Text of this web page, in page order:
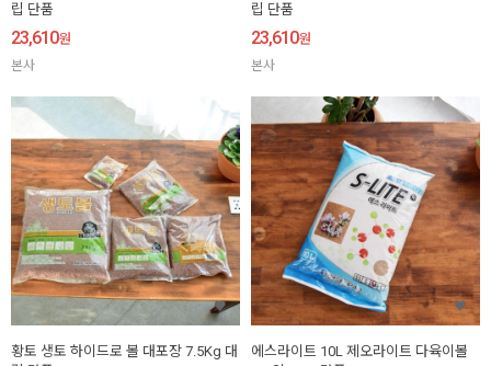
립 단품
23,610원
본사
립 단품
23,610원
본사
황토 생토 하이드로 볼 대포장 7.5Kg 대
에스라이트 10L 제오라이트 다육이볼